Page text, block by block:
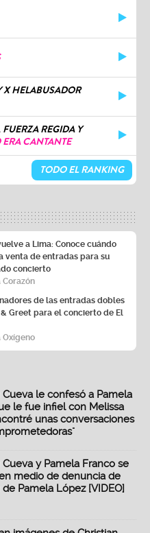
X HELABUSADOR
REGIDA Y
CANTANTE
TODO EL RANKING
a Lima: Conoce cuándo
venta de entradas para su
concierto
Corazón
de las entradas dobles
& Greet para el concierto de El
Oxígeno
Cueva le confesó a Pamela
le fue infiel con Melissa
unas conversaciones
Cueva y Pamela Franco se
en medio de denuncia de
Pamela López [VIDEO]